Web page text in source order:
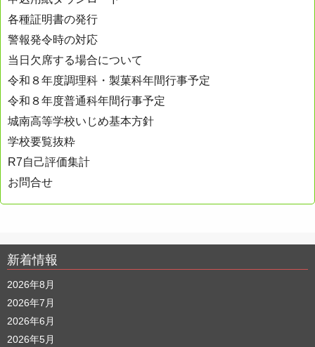
各種証明書の発行
警報発令時の対応
当日欠席する場合について
令和８年度調理科・製菓科年間行事予定
令和８年度普通科年間行事予定
城南高等学校いじめ基本方針
学校要覧抜粋
R7自己評価集計
お問合せ
新着情報
2026年8月
2026年7月
2026年6月
2026年5月